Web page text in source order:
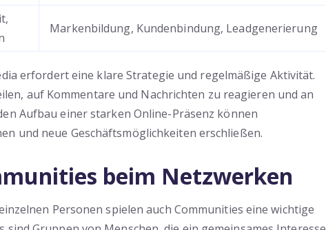
Markenbildung, Kundenbindung, Leadgenerierung
erfordert eine klare Strategie und regelmäßige Aktivität.
auf Kommentare und Nachrichten zu reagieren und an
Aufbau einer starken Online-Präsenz können
und neue Geschäftsmöglichkeiten erschließen.
beim Netzwerken
Personen spielen auch Communities eine wichtige